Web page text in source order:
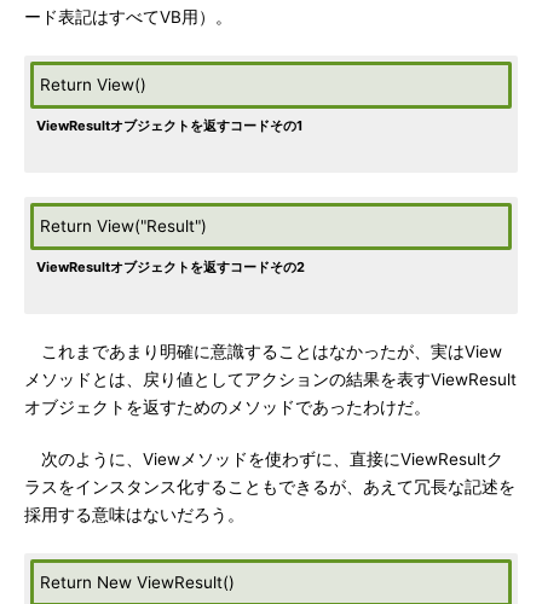
ード表記はすべてVB用）。
Return View()
ViewResultオブジェクトを返すコードその1
Return View("Result")
ViewResultオブジェクトを返すコードその2
これまであまり明確に意識することはなかったが、実はView
メソッドとは、戻り値としてアクションの結果を表すViewResult
オブジェクトを返すためのメソッドであったわけだ。
次のように、Viewメソッドを使わずに、直接にViewResultク
ラスをインスタンス化することもできるが、あえて冗長な記述を
採用する意味はないだろう。
Return New ViewResult()